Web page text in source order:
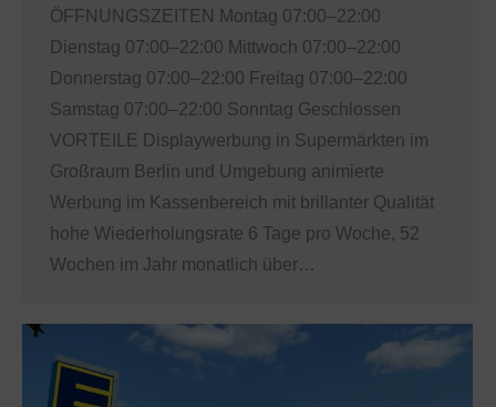
ÖFFNUNGSZEITEN Montag 07:00–22:00
Dienstag 07:00–22:00 Mittwoch 07:00–22:00
Donnerstag 07:00–22:00 Freitag 07:00–22:00
Samstag 07:00–22:00 Sonntag Geschlossen
VORTEILE Displaywerbung in Supermärkten im
Großraum Berlin und Umgebung animierte
Werbung im Kassenbereich mit brillanter Qualität
hohe Wiederholungsrate 6 Tage pro Woche, 52
Wochen im Jahr monatlich über…